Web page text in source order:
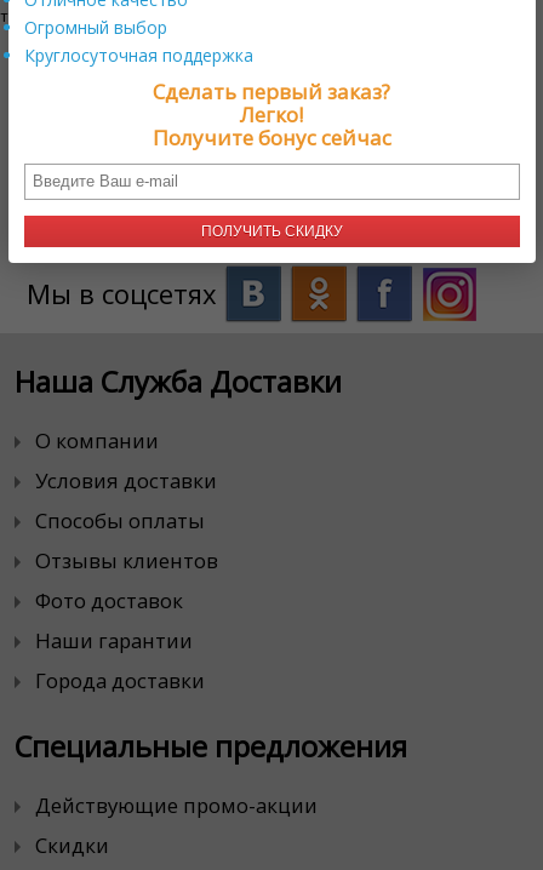
традиционным подаркам.
Нужна помощь? +17579800222
Онлайн поддержка
Мы в соцсетях
Наша Служба Доставки
О компании
Условия доставки
Способы оплаты
Отзывы клиентов
Фото доставок
Наши гарантии
Города доставки
Специальные предложения
Действующие промо-акции
Скидки
Огромный выбор
Круглосуточная поддержка
Сделать первый заказ?
Легко!
Получите бонус сейчас
ПОЛУЧИТЬ СКИДКУ